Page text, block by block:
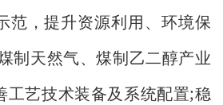
范，提升资源利用、环境保
制天然气、煤制乙二醇产业
工艺技术装备及系统配置;稳